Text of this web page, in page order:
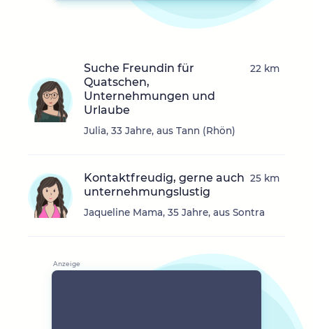
Suche Freundin für
Quatschen,
Unternehmungen und
Urlaube
Julia, 33 Jahre, aus Tann (Rhön)
22 km
Kontaktfreudig, gerne auch
unternehmungslustig
Jaqueline Mama, 35 Jahre, aus Sontra
25 km